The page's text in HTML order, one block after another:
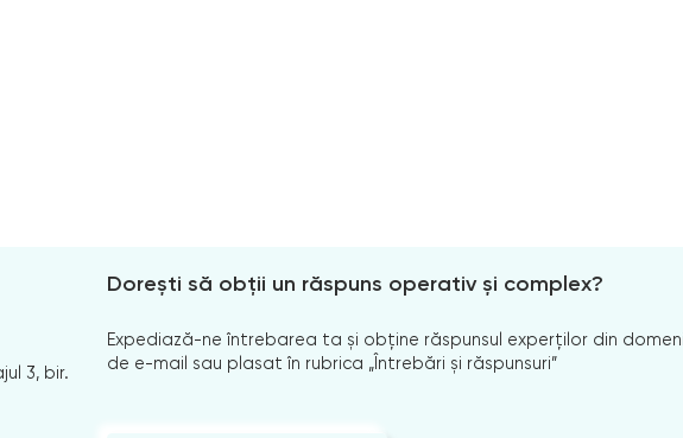
3, bir.
Dorești să obții un răspuns operativ și complex?
Expediază-ne întrebarea ta și obține răspunsul experților din
de e-mail sau plasat în rubrica „Întrebări și răspunsuri”